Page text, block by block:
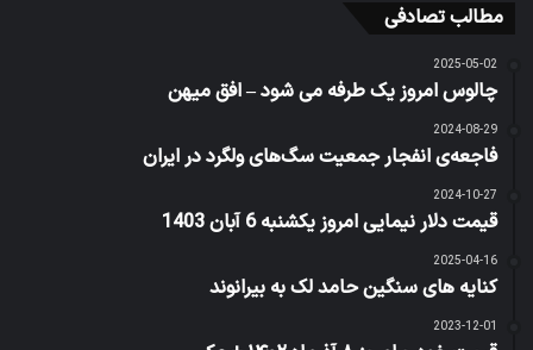
مطالب تصادفی
2025-05-02
چالوس امروز یک طرفه می شود – افق میهن
2024-08-29
فاجعه‌ی انفجار جمعیت سگ‌‌های ولگرد در ایران
2024-10-27
قیمت دلار نیمایی امروز یکشنبه 6 آبان 1403
2025-04-16
کنایه های سنگین حامد لک به بیرانوند
2023-12-01